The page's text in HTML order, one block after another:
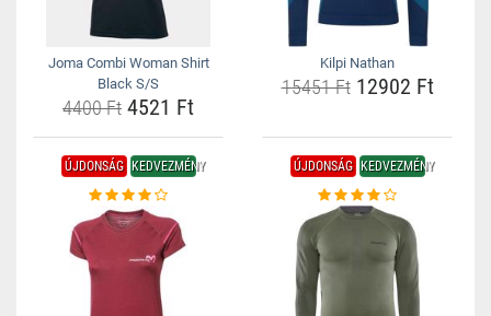
Joma Combi Woman Shirt
Black S/S
4400 Ft 4521 Ft
Kilpi Nathan
15451 Ft12902 Ft
ÚJDONSÁG KEDVEZMÉNY ÚJDONSÁG KEDVEZMÉNY